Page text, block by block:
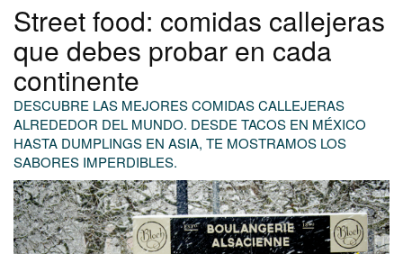
Street food: comidas callejeras
que debes probar en cada
continente
DESCUBRE LAS MEJORES COMIDAS CALLEJERAS
ALREDEDOR DEL MUNDO. DESDE TACOS EN MÉXICO
HASTA DUMPLINGS EN ASIA, TE MOSTRAMOS LOS
SABORES IMPERDIBLES.